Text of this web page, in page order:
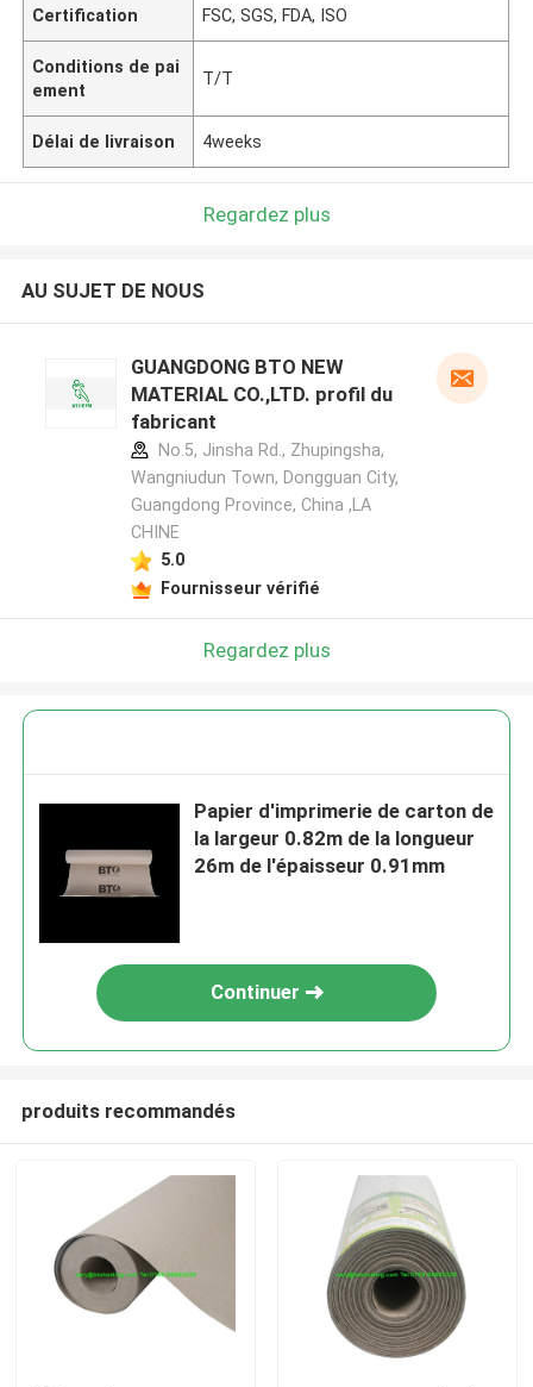
Certification FSC, SGS, FDA, ISO
Conditions de pai
ement
T/T
Délai de livraison 4weeks
Regardez plus
AU SUJET DE NOUS
GUANGDONG BTO NEW
MATERIAL CO.,LTD. profil du
fabricant
No.5, Jinsha Rd., Zhupingsha,
Wangniudun Town, Dongguan City,
Guangdong Province, China ,LA
CHINE
5.0
Fournisseur vérifié
Regardez plus
Papier d'imprimerie de carton de
la largeur 0.82m de la longueur
26m de l'épaisseur 0.91mm
Continuer
produits recommandés